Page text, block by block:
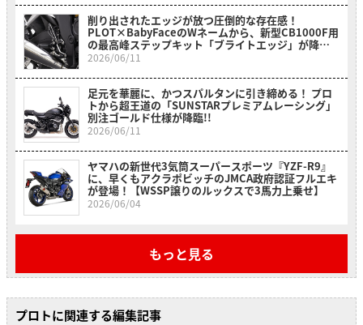
削り出されたエッジが放つ圧倒的な存在感！
PLOT×BabyFaceのWネームから、新型CB1000F用
の最高峰ステップキット「ブライトエッジ」が降
臨！
2026/06/11
足元を華麗に、かつスパルタンに引き締める！ プロ
トから超王道の「SUNSTARプレミアムレーシング」
別注ゴールド仕様が降臨!!
2026/06/11
ヤマハの新世代3気筒スーパースポーツ『YZF-R9』
に、早くもアクラポビッチのJMCA政府認証フルエキ
が登場！【WSSP譲りのルックスで3馬力上乗せ】
2026/06/04
もっと見る
プロトに関連する編集記事